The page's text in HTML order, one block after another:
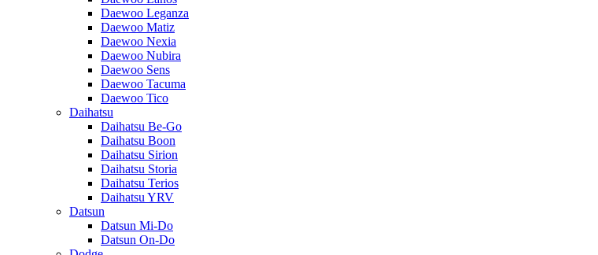
Daewoo Leganza
Daewoo Matiz
Daewoo Nexia
Daewoo Nubira
Daewoo Sens
Daewoo Tacuma
Daewoo Tico
Daihatsu
Daihatsu Be-Go
Daihatsu Boon
Daihatsu Sirion
Daihatsu Storia
Daihatsu Terios
Daihatsu YRV
Datsun
Datsun Mi-Do
Datsun On-Do